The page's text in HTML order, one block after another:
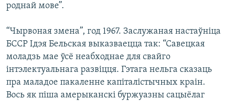
роднай мове”.
“Чырвоная змена”, год 1967. Заслужаная настаўніца
БССР Ідэя Бельская выказваецца так: “Савецкая
моладзь мае ўсё неабходнае для свайго
інтэлектуальнага развіцця. Гэтага нельга сказаць
пра маладое пакаленне капіталістычных краін.
Вось як піша амерыканскі буржуазны сацыёлаг